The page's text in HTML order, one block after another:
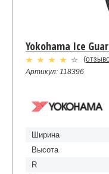
Yokohama Ice
(
Артикул: 118396
Ширина
Высота
R